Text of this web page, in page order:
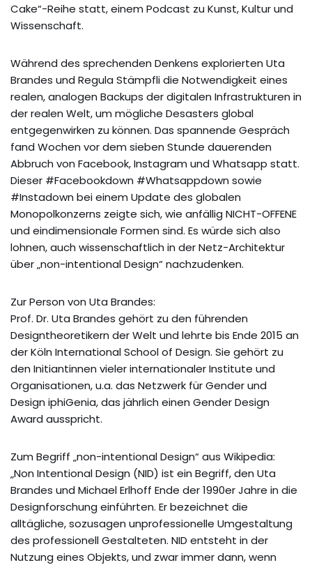
Cake“-Reihe statt, einem Podcast zu Kunst, Kultur und
Wissenschaft.
Während des sprechenden Denkens explorierten Uta
Brandes und Regula Stämpfli die Notwendigkeit eines
realen, analogen Backups der digitalen Infrastrukturen in
der realen Welt, um mögliche Desasters global
entgegenwirken zu können. Das spannende Gespräch
fand Wochen vor dem sieben Stunde dauerenden
Abbruch von Facebook, Instagram und Whatsapp statt.
Dieser #Facebookdown #Whatsappdown sowie
#Instadown bei einem Update des globalen
Monopolkonzerns zeigte sich, wie anfällig NICHT-OFFENE
und eindimensionale Formen sind. Es würde sich also
lohnen, auch wissenschaftlich in der Netz-Architektur
über „non-intentional Design“ nachzudenken.
Zur Person von Uta Brandes:
Prof. Dr. Uta Brandes gehört zu den führenden
Designtheoretikern der Welt und lehrte bis Ende 2015 an
der Köln International School of Design. Sie gehört zu
den Initiantinnen vieler internationaler Institute und
Organisationen, u.a. das Netzwerk für Gender und
Design iphiGenia, das jährlich einen Gender Design
Award ausspricht.
Zum Begriff „non-intentional Design“ aus Wikipedia:
„Non Intentional Design (NID) ist ein Begriff, den Uta
Brandes und Michael Erlhoff Ende der 1990er Jahre in die
Designforschung einführten. Er bezeichnet die
alltägliche, sozusagen unprofessionelle Umgestaltung
des professionell Gestalteten. NID entsteht in der
Nutzung eines Objekts, und zwar immer dann, wenn